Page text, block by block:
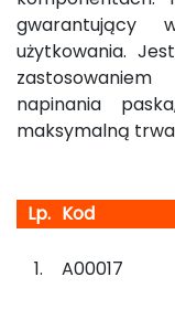
gwarantujący
użytkowania.
napinania
maksymalną
Lp. Kod
1. A00017